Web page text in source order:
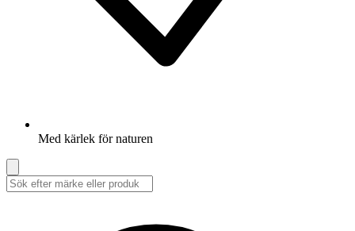
Med kärlek för naturen